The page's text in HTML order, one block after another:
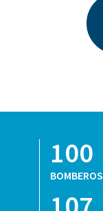
100
BOMBEROS